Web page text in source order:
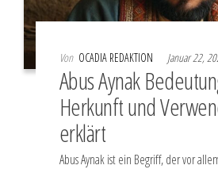
Von OCADIA REDAKTION Januar 22,
Abus Aynak
Herkunft und
erklärt
Abus Aynak ist ein Begriff, der vor